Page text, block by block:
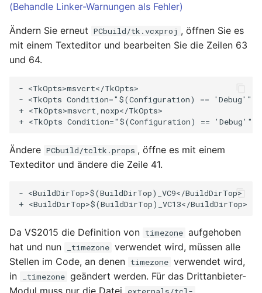
(Behandle Linker-Warnungen als Fehler)
Ändern Sie erneut PCbuild/tk.vcxproj , öffnen Sie es
mit einem Texteditor und bearbeiten Sie die Zeilen 63
und 64.
- <TkOpts>msvcrt</TkOpts>
- <TkOpts Condition="$(Configuration) ==
+ <TkOpts>msvcrt,noxp</TkOpts>
Ändere PCbuild/tcltk.props , öffne es mit einem
Texteditor und ändere die Zeile 41.
- <BuildDirTop>$(BuildDirTop)_VC9</BuildDirTop>
Da VS2015 die Definition von timezone aufgehoben
hat und nun
_timezone verwendet wird, müssen alle
Stellen im Code, an denen timezone verwendet wird,
in
_timezone geändert werden. Für das Drittanbieter-
Modul muss nur die Datei